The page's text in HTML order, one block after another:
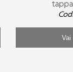
Vai